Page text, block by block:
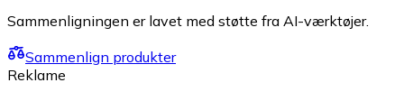
Sammenligningen er lavet med støtte fra AI-værktøjer.
Sammenlign produkter
Reklame